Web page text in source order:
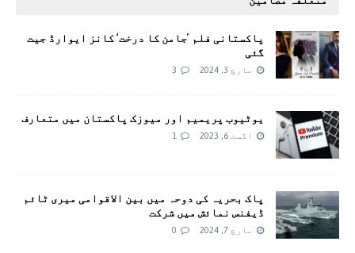
پاکستانی فلم ’جامن کا درخت‘ کانز ایوارڈ جیت
گئی
مارچ 3, 2024 3
یوٹیوب پریمیم اور میوزک پاکستان میں متعارف
اگست 6, 2023 1
پاک بحریہ کی دوحہ میں بین الاقوامی میری ٹائم
ڈیفنس نمائش میں شرکت
مارچ 7, 2024 0